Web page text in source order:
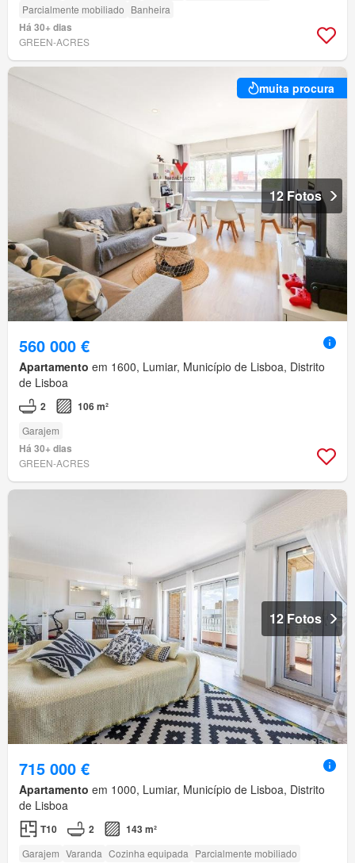
Parcialmente mobiliado Banheira
Há 30+ dias
GREEN-ACRES
muita procura
12 Fotos
560 000 €
Apartamento em 1600, Lumiar, Município de Lisboa, Distrito
de Lisboa
2 106 m²
Garajem
Há 30+ dias
GREEN-ACRES
12 Fotos
715 000 €
Apartamento em 1000, Lumiar, Município de Lisboa, Distrito
de Lisboa
T10 2 143 m²
Garajem Varanda Cozinha equipada Parcialmente mobiliado